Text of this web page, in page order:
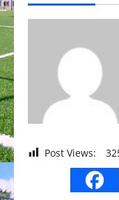
Post Views: